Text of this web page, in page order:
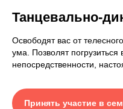
Танцевально-
Освободят вас от
ума. Позволят погрузиться
непосредственности,
Принять участие в